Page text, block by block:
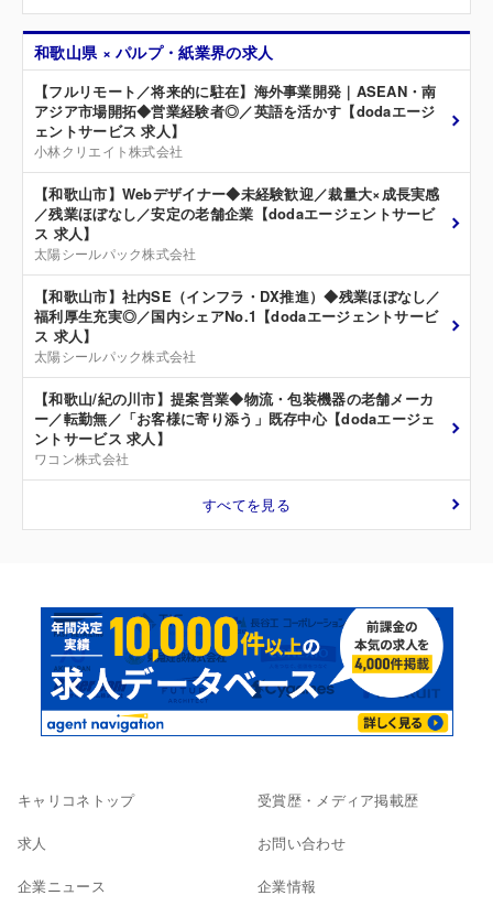
和歌山県 × パルプ・紙業界の求人
【フルリモート／将来的に駐在】海外事業開発｜ASEAN・南
アジア市場開拓◆営業経験者◎／英語を活かす【dodaエージ
ェントサービス 求人】
小林クリエイト株式会社
【和歌山市】Webデザイナー◆未経験歓迎／裁量大×成長実感
／残業ほぼなし／安定の老舗企業【dodaエージェントサービ
ス 求人】
太陽シールパック株式会社
【和歌山市】社内SE（インフラ・DX推進）◆残業ほぼなし／
福利厚生充実◎／国内シェアNo.1【dodaエージェントサービ
ス 求人】
太陽シールパック株式会社
【和歌山/紀の川市】提案営業◆物流・包装機器の老舗メーカ
ー／転勤無／「お客様に寄り添う」既存中心【dodaエージェ
ントサービス 求人】
ワコン株式会社
すべてを見る
キャリコネトップ
求人
企業ニュース
受賞歴・メディア掲載歴
お問い合わせ
企業情報